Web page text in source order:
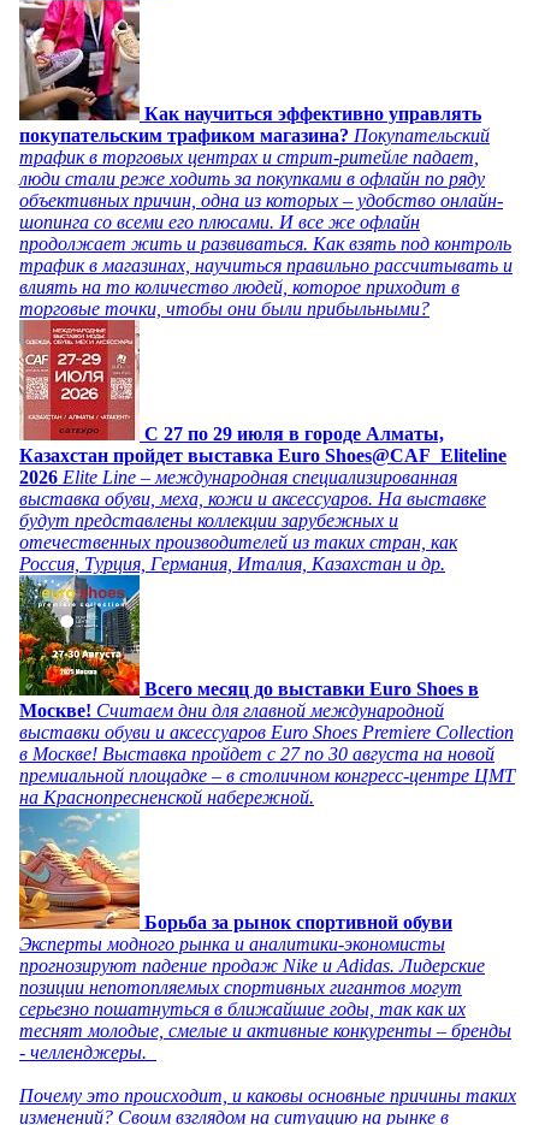
Как научиться эффективно управлять
покупательским трафиком магазина? Покупательский
трафик в торговых центрах и стрит-ритейле падает,
люди стали реже ходить за покупками в офлайн по ряду
объективных причин, одна из которых – удобство онлайн-
шопинга со всеми его плюсами. И все же офлайн
продолжает жить и развиваться. Как взять под контроль
трафик в магазинах, научиться правильно рассчитывать и
влиять на то количество людей, которое приходит в
торговые точки, чтобы они были прибыльными?
C 27 по 29 июля в городе Алматы,
Казахстан пройдет выставка Euro Shoes@CAF_Eliteline
2026 Elite Line – международная специализированная
выставка обуви, меха, кожи и аксессуаров. На выставке
будут представлены коллекции зарубежных и
отечественных производителей из таких стран, как
Россия, Турция, Германия, Италия, Казахстан и др.
Всего месяц до выставки Euro Shoes в
Москве! Считаем дни для главной международной
выставки обуви и аксессуаров Euro Shoes Premiere Collection
в Москве! Выставка пройдет с 27 по 30 августа на новой
премиальной площадке – в столичном конгресс-центре ЦМТ
на Краснопресненской набережной.
Борьба за рынок спортивной обуви
Эксперты модного рынка и аналитики-экономисты
прогнозируют падение продаж Nike и Adidas. Лидерские
позиции непотопляемых спортивных гигантов могут
серьезно пошатнуться в ближайшие годы, так как их
теснят молодые, смелые и активные конкуренты – бренды
- челленджеры.
Почему это происходит, и каковы основные причины таких
изменений? Своим взглядом на ситуацию на рынке в